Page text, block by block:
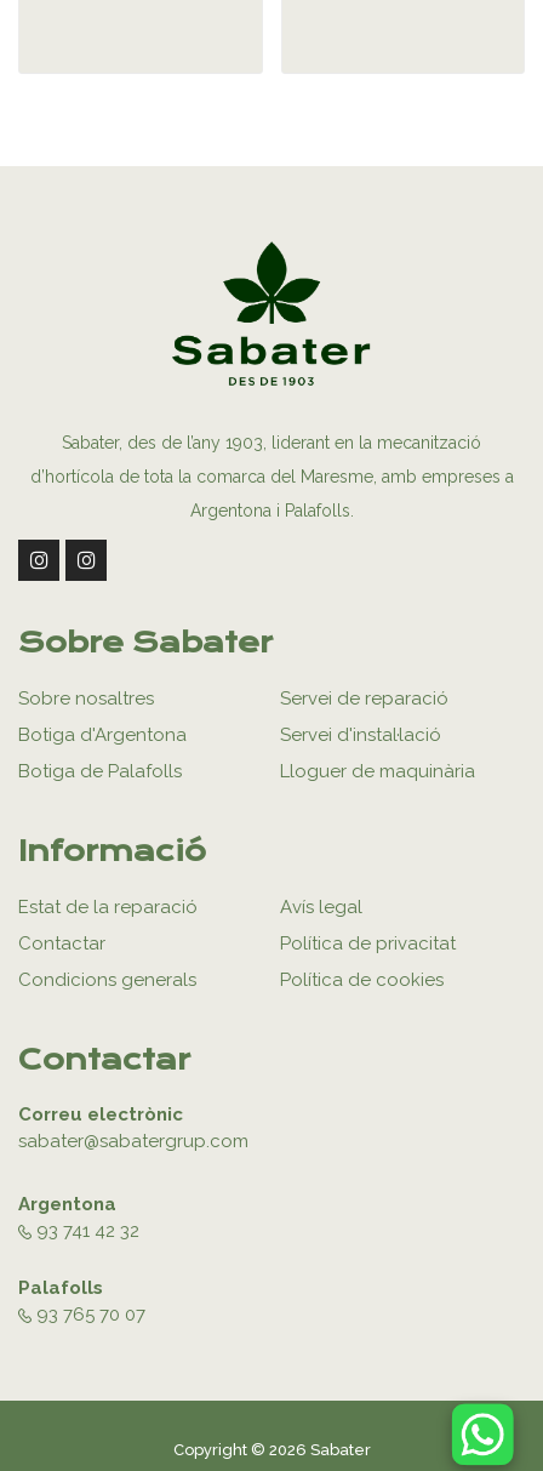
Sabater, des de l’any 1903, liderant en la mecanització
d’hortícola de tota la comarca del Maresme, amb empreses a
Argentona i Palafolls.
Sobre Sabater
Sobre nosaltres
Botiga d'Argentona
Botiga de Palafolls
Servei de reparació
Servei d'instal·lació
Lloguer de maquinària
Informació
Estat de la reparació
Contactar
Condicions generals
Avís legal
Política de privacitat
Política de cookies
Contactar
Correu electrònic
sabater@sabatergrup.com
Argentona
93 741 42 32
Palafolls
93 765 70 07
Copyright © 2026 Sabater